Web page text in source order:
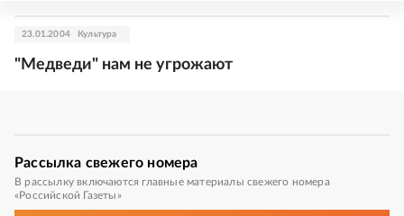
23.01.2004 Культура
"Медведи" нам не угрожают
Рассылка свежего номера
В рассылку включаются главные материалы свежего номера
«Российской Газеты»